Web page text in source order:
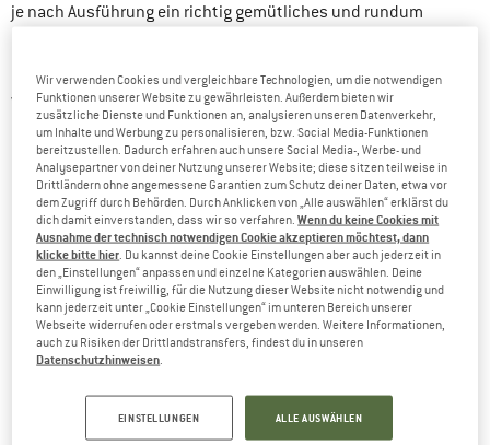
je nach Ausführung ein richtig gemütliches und rundum
Haustiere haben sicher nichts gegen etwas trockene und
warme Zusatzfläche einzuwenden.
Als Faustregel gilt: je mehr Personen und je regnerischer das
Wir verwenden Cookies und vergleichbare Technologien, um die notwendigen
Funktionen unserer Website zu gewährleisten. Außerdem bieten wir
zusätzliche Dienste und Funktionen an, analysieren unseren Datenverkehr,
um Inhalte und Werbung zu personalisieren, bzw. Social Media-Funktionen
bereitzustellen. Dadurch erfahren auch unsere Social Media-, Werbe- und
Analysepartner von deiner Nutzung unserer Website; diese sitzen teilweise in
Drittländern ohne angemessene Garantien zum Schutz deiner Daten, etwa vor
dem Zugriff durch Behörden. Durch Anklicken von „Alle auswählen“ erklärst du
dich damit einverstanden, dass wir so verfahren.Wenn du keine Cookies mit
Ausnahme der technisch notwendigen Cookie akzeptieren möchtest, dann
klicke bitte hier . Du kannst deine Cookie Einstellungen aber auch jederzeit in
den „Einstellungen“ anpassen und einzelne Kategorien auswählen. Deine
Einwilligung ist freiwillig, für die Nutzung dieser Website nicht notwendig und
kann jederzeit unter „Cookie Einstellungen“ im unteren Bereich unserer
Webseite widerrufen oder erstmals vergeben werden. Weitere Informationen,
auch zu Risiken der Drittlandstransfers, findest du in unseren
Datenschutzhinweisen
EINSTELLUNGEN ALLE AUSWÄHLEN